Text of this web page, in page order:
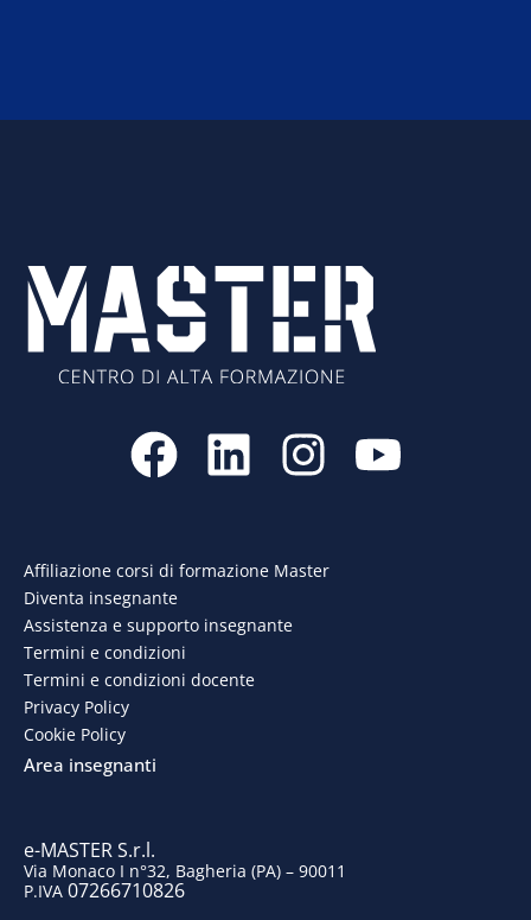
F
a
e
b
o
k
L
i
k
e
d
I
n
t
Y
o
Affiliazione corsi di formazione Master
Diventa insegnante
Assistenza e supporto insegnante
Termini e condizioni
Termini e condizioni docente
Privacy Policy
Cookie Policy
Area insegnanti
e-MASTER S.r.l.
Via Monaco I n°32, Bagheria (PA) – 90011
P.IVA 07266710826